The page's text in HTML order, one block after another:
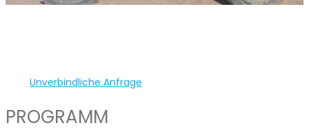
Unverbindliche Anfrage
PROGRAMM